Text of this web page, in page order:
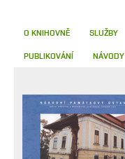
O KNIHOVNĚ SLUŽBY
PUBLIKOVÁNÍ NÁVODY